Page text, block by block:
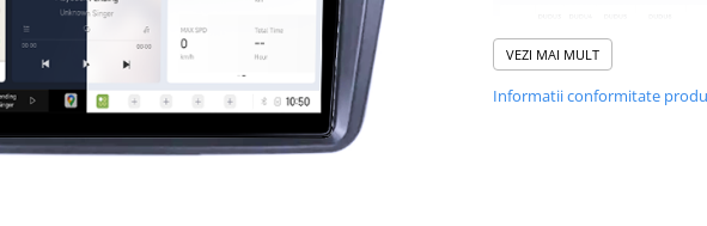
VEZI MAI MULT
Informatii conformitate